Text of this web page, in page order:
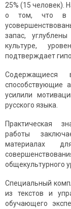
25% (15 человек).
о том, что в
запас,
культуре,
подтверждает
Содержащиеся
способствующие
усилили
русского языка.
Практическая
работы
материалах
общекультурного
Специальный
из текстов и
обучающего